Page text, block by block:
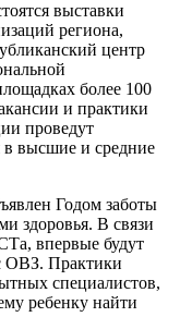
выставки
региона,
центр
более 100
и практики
проведут
в высшие и средние
Годом заботы
здоровья. В связи
впервые будут
ОВЗ. Практики
специалистов,
ребенку найти